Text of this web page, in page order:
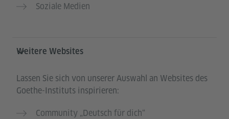
Soziale Medien
Weitere Websites
Lassen Sie sich von unserer Auswahl an Websites des
Goethe-Instituts inspirieren:
Community „Deutsch für dich“